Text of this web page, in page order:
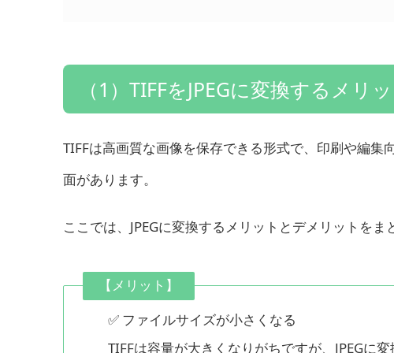
（1）TIFFをJPEGに変換するメリ
TIFFは高画質な画像を保存できる形式で、印刷や編
面があります。
ここでは、JPEGに変換するメリットとデメリットをま
【メリット】
✅ ファイルサイズが小さくなる
TIFFは容量が大きくなりがちですが、JPEGに